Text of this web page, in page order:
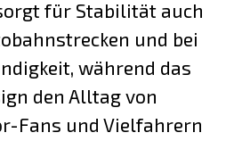
für Stabilität auch
und bei
während das
den Alltag von
Fans und Vielfahrern